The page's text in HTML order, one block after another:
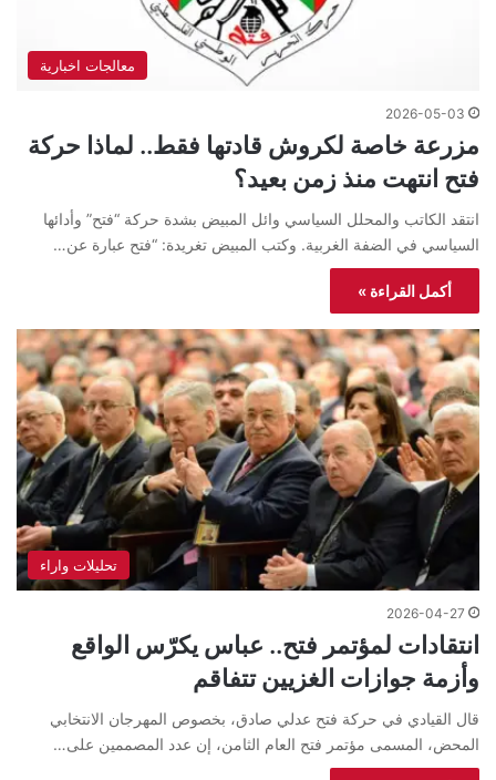
معالجات اخبارية
2026-05-03
مزرعة خاصة لكروش قادتها فقط.. لماذا حركة
فتح انتهت منذ زمن بعيد؟
انتقد الكاتب والمحلل السياسي وائل المبيض بشدة حركة “فتح” وأدائها
السياسي في الضفة الغربية. وكتب المبيض تغريدة: “فتح عبارة عن…
أكمل القراءة »
تحليلات واراء
2026-04-27
انتقادات لمؤتمر فتح.. عباس يكرّس الواقع
وأزمة جوازات الغزيين تتفاقم
قال القيادي في حركة فتح عدلي صادق، بخصوص المهرجان الانتخابي
المحض، المسمى مؤتمر فتح العام الثامن، إن عدد المصممين على…